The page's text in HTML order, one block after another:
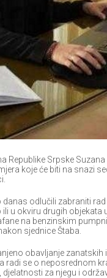
Republike Srpske
koje će biti na snazi
danas odlučili zabraniti
u okviru drugih
na benzinskim
sjednice Štaba.
obavljanje
radi se o neposrednom
za njegu i